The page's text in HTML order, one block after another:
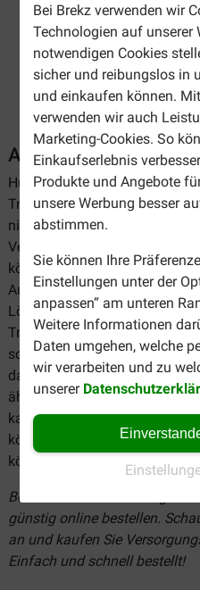
Bei Brekz verwenden wir
Technologien auf unserer
notwendigen Cookies
sicher und reibungslos in
und einkaufen können.
verwenden wir auch
Marketing-Cookies. So
Einkaufserlebnis
Produkte und Angebote
unsere Werbung besser
abstimmen.
Sie können Ihre
Einstellungen unter der
anpassen“ am unteren
Weitere Informationen
Daten umgehen, welche
wir verarbeiten und zu
unserer
Augen- und
Hunde können oft unter
Tränenschlieren an den
nicht säubern, deshalb finden
Versorgungsprodukte für
können durch ein
Augen entstehen.
Lösung. Sie stimulieren die
Tränenflüssigkeit, pflegen und
schmerzlindernden Effekt. Ein
dagegen bei übermäßigem
ähnliche Probleme
kann das Ohr verschmutzen.
können auch Ohrmilben
können mit Ohrreinigern
Bei Brekz können Sie Augen-
günstig online bestellen.
an und kaufen Sie
Einfach und schnell bestellt!